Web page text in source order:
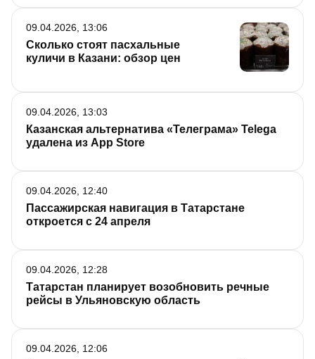
Сколько стоят пасхальные
куличи в Казани: обзор цен
09.04.2026, 13:06
Казанская альтернатива «Телеграма» Telega
удалена из App Store
09.04.2026, 13:03
Пассажирская навигация в Татарстане
откроется с 24 апреля
09.04.2026, 12:40
Татарстан планирует возобновить речные
рейсы в Ульяновскую область
09.04.2026, 12:28
09.04.2026, 12:06